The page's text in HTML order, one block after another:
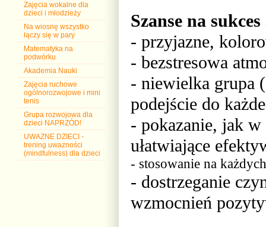
Zajęcia wokalne dla
dzieci i młodzieży
Na wiosnę wszystko
łączy się w pary
Matematyka na
podwórku
Akademia Nauki
Zajęcia ruchowe
ogólnorozwojowe i mini
tenis
Grupa rozwojowa dla
dzieci NAPRZÓD!
UWAZNE DZIECI -
trening uwazności
(mindfulness) dla dzieci
Szanse na
- przyjazne,
- bezstresowa
- niewielka grupa
podejście do
- pokazanie, jak
ułatwiające
- stosowanie na
- dostrzeganie
wzmocnień